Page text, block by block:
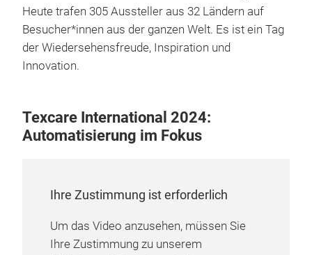
Heute trafen 305 Aussteller aus 32 Ländern auf
Besucher*innen aus der ganzen Welt. Es ist ein Tag
der Wiedersehensfreude, Inspiration und
Innovation.
Texcare International 2024:
Automatisierung im Fokus
Ihre Zustimmung ist erforderlich
Um das Video anzusehen, müssen Sie
Ihre Zustimmung zu unserem